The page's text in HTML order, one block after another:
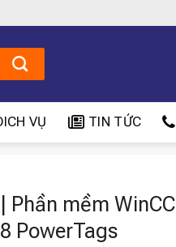
VỤ TIN TỨC
Phần mềm WinCC
PowerTags